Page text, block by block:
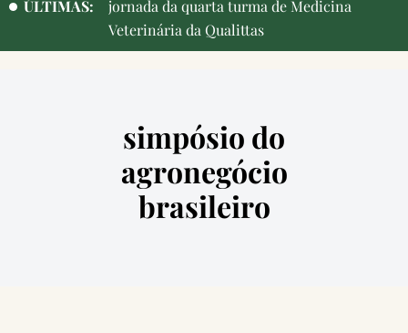
ÚLTIMAS:
jornada da quarta turma de Medicina
Veterinária da Qualittas
simpósio do
agronegócio
brasileiro